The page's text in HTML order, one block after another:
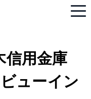
信用金庫
ューイン